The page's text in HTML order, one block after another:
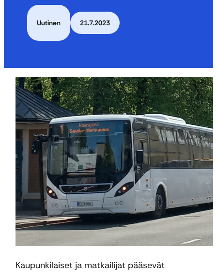
Uutinen 21.7.2023
Kaupunkilaiset ja matkailijat pääsevät